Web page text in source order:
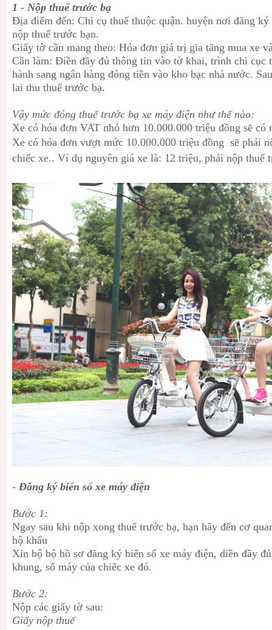
1 - Nộp thuế trước bạ
Địa điểm đến: Chi cụ thuế thuộc quận. huyện nơi đăng
nộp thuế trước bạn.
Giấy tờ cần mang theo: Hóa đơn giá trị gia tăng mua xe
Cần làm: Điền đầy đủ thông tin vào tờ khai, trình chi cục
hành sang ngân hàng đóng tiền vào kho bạc nhà nước.
lai thu thuế trước bạ.
Vậy mức đóng thuế trước bạ xe máy điện như thế nào:
Xe có hóa đơn VAT nhỏ hơn 10.000.000 triệu đồng sẽ có
Xe có hóa đơn vượt mức 10.000.000 triệu đồng sẽ phải
chiếc xe.. Ví dụ nguyên giá xe là: 12 triệu, phải nộp thuế
- Đăng ký biển số xe máy điện
Bước 1:
Ngay sau khi nộp xong thuế trước bạ, hạn hãy đến cơ
hộ khẩu
Xin bộ bộ hồ sơ đăng ký biển số xe máy điện, diền đầy
khung, số máy của chiếc xe đó.
Bước 2:
Nộp các giấy tờ sau:
Giấy nộp thuế